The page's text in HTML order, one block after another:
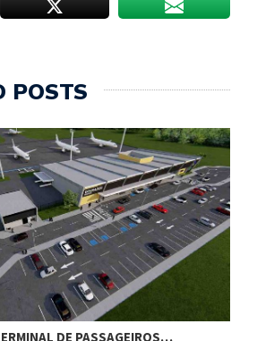
POSTS
DE PASSAGEIROS…